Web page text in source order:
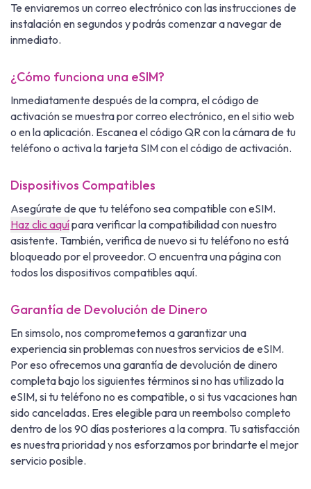
Te enviaremos un correo electrónico con las instrucciones de
instalación en segundos y podrás comenzar a navegar de
inmediato.
¿Cómo funciona una eSIM?
Inmediatamente después de la compra, el código de
activación se muestra por correo electrónico, en el sitio web
o en la aplicación. Escanea el código QR con la cámara de tu
teléfono o activa la tarjeta SIM con el código de activación.
Dispositivos Compatibles
Asegúrate de que tu teléfono sea compatible con eSIM.
Haz clic aquípara verificar la compatibilidad con nuestro
asistente. También, verifica de nuevo si tu teléfono no está
bloqueado por el proveedor. O encuentra una página con
todos los dispositivos compatibles aquí.
Garantía de Devolución de Dinero
En simsolo, nos comprometemos a garantizar una
experiencia sin problemas con nuestros servicios de eSIM.
Por eso ofrecemos una garantía de devolución de dinero
completa bajo los siguientes términos si no has utilizado la
eSIM, si tu teléfono no es compatible, o si tus vacaciones han
sido canceladas. Eres elegible para un reembolso completo
dentro de los 90 días posteriores a la compra. Tu satisfacción
es nuestra prioridad y nos esforzamos por brindarte el mejor
servicio posible.